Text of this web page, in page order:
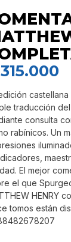
315.000
traducción
consulta
rabínicos. Un
El mejor
el que
HENRY
tomos están